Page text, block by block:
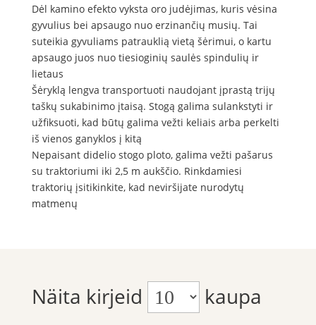
Dėl kamino efekto vyksta oro judėjimas, kuris vėsina
gyvulius bei apsaugo nuo erzinančių musių. Tai
suteikia gyvuliams patrauklią vietą šėrimui, o kartu
apsaugo juos nuo tiesioginių saulės spindulių ir
lietaus
Šėryklą lengva transportuoti naudojant įprastą trijų
taškų sukabinimo įtaisą. Stogą galima sulankstyti ir
užfiksuoti, kad būtų galima vežti keliais arba perkelti
iš vienos ganyklos į kitą
Nepaisant didelio stogo ploto, galima vežti pašarus
su traktoriumi iki 2,5 m aukščio. Rinkdamiesi
traktorių įsitikinkite, kad neviršijate nurodytų
matmenų
Näita kirjeid
kaupa